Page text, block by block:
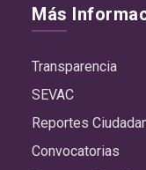
Más
Transparencia
SEVAC
Reportes
Convocatorias